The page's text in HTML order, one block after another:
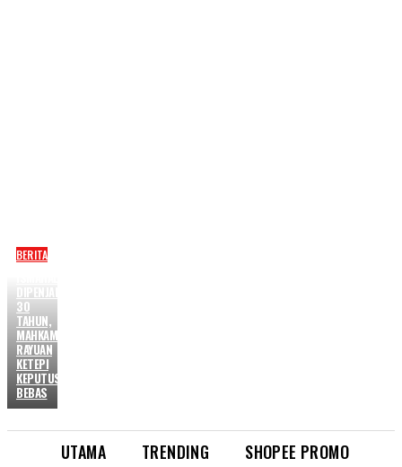
BERITA
DIPENJARA
30
TAHUN,
MAHKAMAH
RAYUAN
KETEPI
KEPUTUSAN
BEBAS
UTAMA TRENDING
SHOPEE PROMO